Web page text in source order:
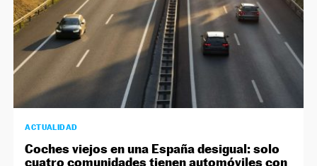
ACTUALIDAD
Coches viejos en una España desigual: solo
cuatro comunidades tienen automóviles con